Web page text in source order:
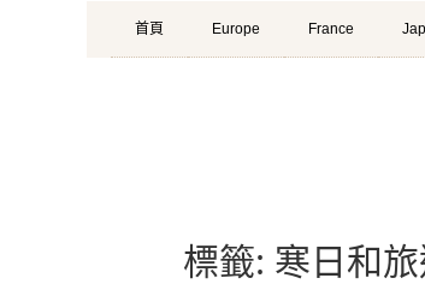
Primary
Menu
Skip
to
首頁 Europe France
標籤: 寒日和